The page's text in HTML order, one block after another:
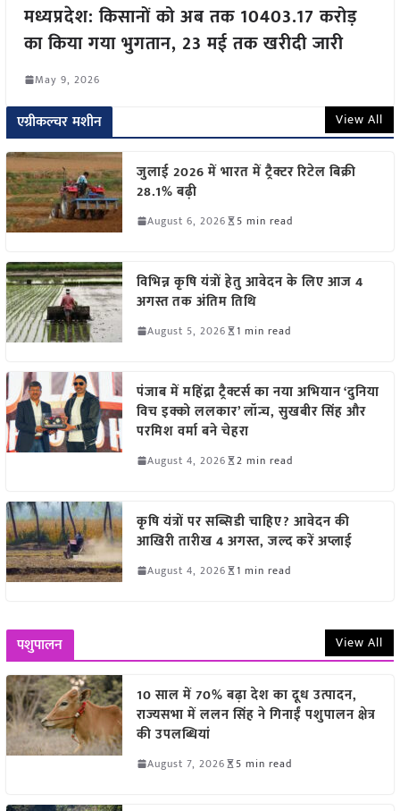
मध्यप्रदेश: किसानों को अब तक 10403.17 करोड़
का किया गया भुगतान, 23 मई तक खरीदी जारी
May 9, 2026
एग्रीकल्चर मशीन View All
जुलाई 2026 में भारत में ट्रैक्टर रिटेल बिक्री
28.1% बढ़ी
August 6, 2026 5 min read
विभिन्न कृषि यंत्रों हेतु आवेदन के लिए आज 4
अगस्त तक अंतिम तिथि
August 5, 2026 1 min read
पंजाब में महिंद्रा ट्रैक्टर्स का नया अभियान ‘दुनिया
विच इक्को ललकार’ लॉन्च, सुखबीर सिंह और
परमिश वर्मा बने चेहरा
August 4, 2026 2 min read
कृषि यंत्रों पर सब्सिडी चाहिए? आवेदन की
आखिरी तारीख 4 अगस्त, जल्द करें अप्लाई
August 4, 2026 1 min read
पशुपालन View All
10 साल में 70% बढ़ा देश का दूध उत्पादन,
राज्यसभा में ललन सिंह ने गिनाईं पशुपालन क्षेत्र
की उपलब्धियां
August 7, 2026 5 min read